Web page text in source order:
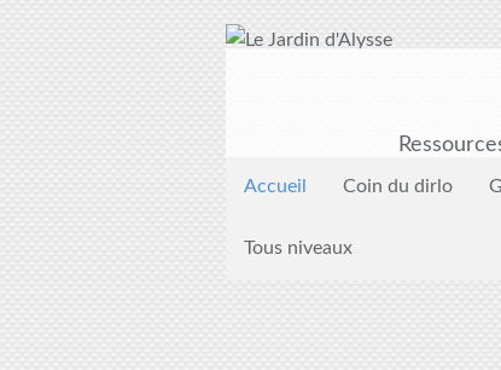
Accueil Coin du dirlo
Tous niveaux